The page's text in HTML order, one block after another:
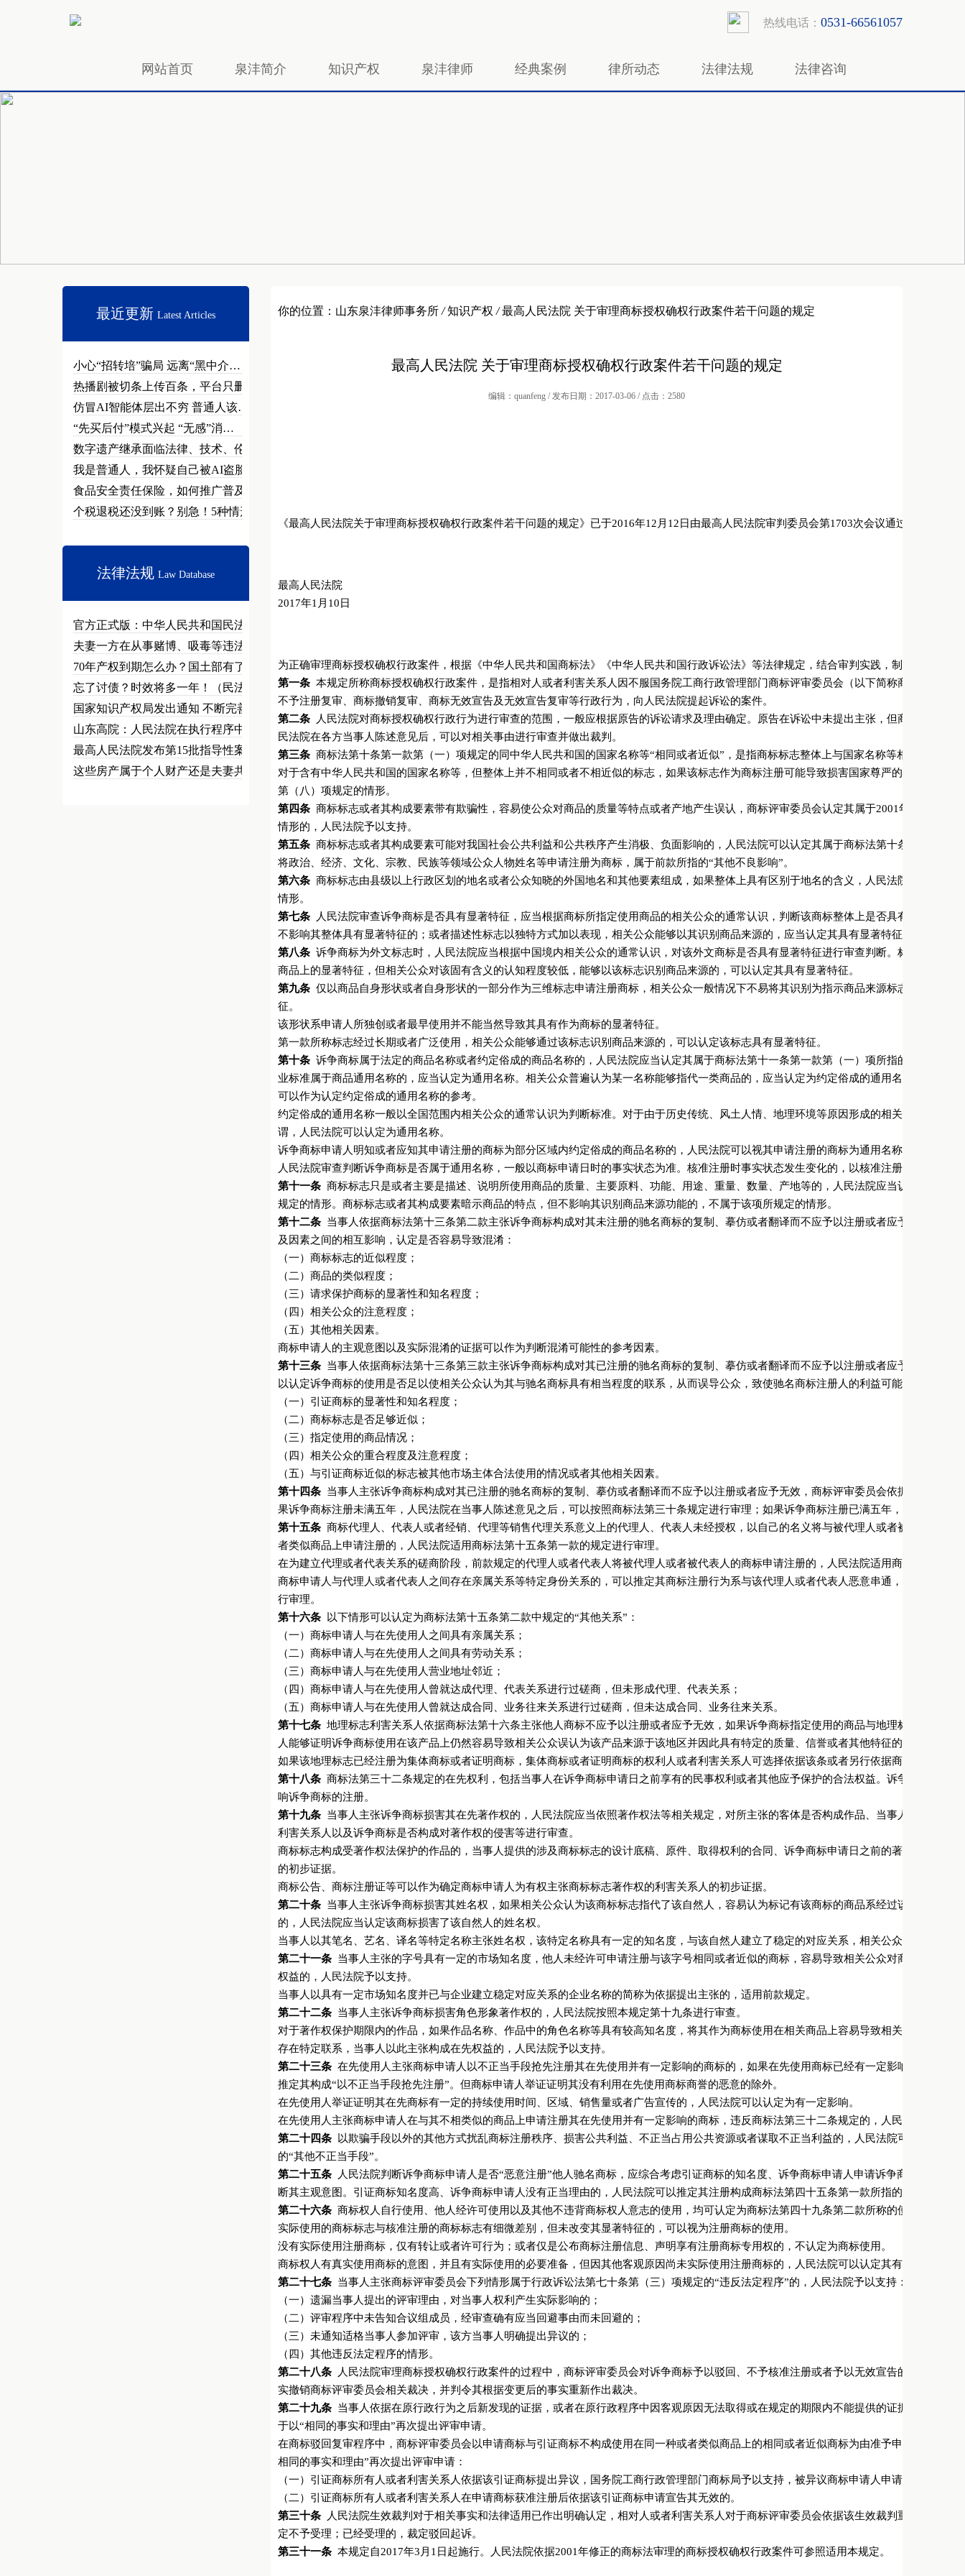
热线电话： 0531-66561057
网站首页 泉沣简介 知识产权 泉沣律师 经典案例 律所动态 法律法规 法律咨询
最近更新 Latest Articles
小心“招转培”骗局 远离“黑中介…
热播剧被切条上传百条，平台只删不…
仿冒AI智能体层出不穷 普通人该…
“先买后付”模式兴起 “无感”消…
数字遗产继承面临法律、技术、伦理…
我是普通人，我怀疑自己被AI盗脸…
食品安全责任保险，如何推广普及？
个税退税还没到账？别急！5种情形…
法律法规 Law Database
官方正式版：中华人民共和国民法总…
夫妻一方在从事赌博、吸毒等违法犯…
70年产权到期怎么办？国土部有了…
忘了讨债？时效将多一年！（民法草…
国家知识产权局发出通知 不断完善…
山东高院：人民法院在执行程序中可…
最高人民法院发布第15批指导性案…
这些房产属于个人财产还是夫妻共同…
你的位置： 山东泉沣律师事务所 / 知识产权 /最高人民法院 关于审理商标授权确权行政案件若干问题的规定
最高人民法院 关于审理商标授权确权行政案件若干问题的规定
编辑：quanfeng / 发布日期：2017-03-06 / 点击：2580
《最高人民法院关于审理商标授权确权行政案件若干问题的规定》已于2016年12月12日由最高人民法院审判委员会第1703次会议通过，现予公
最高人民法院
2017年1月10日
为正确审理商标授权确权行政案件，根据《中华人民共和国商标法》《中华人民共和国行政诉讼法》等法律规定，结合审判实践，制定本规定。
第一条 本规定所称商标授权确权行政案件，是指相对人或者利害关系人因不服国务院工商行政管理部门商标评审委员会（以下简称商标评审委
不予注册复审、商标撤销复审、商标无效宣告及无效宣告复审等行政行为，向人民法院提起诉讼的案件。
第二条 人民法院对商标授权确权行政行为进行审查的范围，一般应根据原告的诉讼请求及理由确定。原告在诉讼中未提出主张，但商标评审委
民法院在各方当事人陈述意见后，可以对相关事由进行审查并做出裁判。
第三条 商标法第十条第一款第（一）项规定的同中华人民共和国的国家名称等“相同或者近似”，是指商标标志整体上与国家名称等相同或者近似
对于含有中华人民共和国的国家名称等，但整体上并不相同或者不相近似的标志，如果该标志作为商标注册可能导致损害国家尊严的，人民法院
第（八）项规定的情形。
第四条 商标标志或者其构成要素带有欺骗性，容易使公众对商品的质量等特点或者产地产生误认，商标评审委员会认定其属于2001年修正的商
情形的，人民法院予以支持。
第五条 商标标志或者其构成要素可能对我国社会公共利益和公共秩序产生消极、负面影响的，人民法院可以认定其属于商标法第十条第一款第
将政治、经济、文化、宗教、民族等领域公众人物姓名等申请注册为商标，属于前款所指的“其他不良影响”。
第六条 商标标志由县级以上行政区划的地名或者公众知晓的外国地名和其他要素组成，如果整体上具有区别于地名的含义，人民法院应当认定
情形。
第七条 人民法院审查诉争商标是否具有显著特征，应当根据商标所指定使用商品的相关公众的通常认识，判断该商标整体上是否具有显著特征
不影响其整体具有显著特征的；或者描述性标志以独特方式加以表现，相关公众能够以其识别商品来源的，应当认定其具有显著特征。
第八条 诉争商标为外文标志时，人民法院应当根据中国境内相关公众的通常认识，对该外文商标是否具有显著特征进行审查判断。标志中外文
商品上的显著特征，但相关公众对该固有含义的认知程度较低，能够以该标志识别商品来源的，可以认定其具有显著特征。
第九条 仅以商品自身形状或者自身形状的一部分作为三维标志申请注册商标，相关公众一般情况下不易将其识别为指示商品来源标志的，该三
征。
该形状系申请人所独创或者最早使用并不能当然导致其具有作为商标的显著特征。
第一款所称标志经过长期或者广泛使用，相关公众能够通过该标志识别商品来源的，可以认定该标志具有显著特征。
第十条 诉争商标属于法定的商品名称或者约定俗成的商品名称的，人民法院应当认定其属于商标法第十一条第一款第（一）项所指的通用名称
业标准属于商品通用名称的，应当认定为通用名称。相关公众普遍认为某一名称能够指代一类商品的，应当认定为约定俗成的通用名称。被专业
可以作为认定约定俗成的通用名称的参考。
约定俗成的通用名称一般以全国范围内相关公众的通常认识为判断标准。对于由于历史传统、风土人情、地理环境等原因形成的相关市场固定的
谓，人民法院可以认定为通用名称。
诉争商标申请人明知或者应知其申请注册的商标为部分区域内约定俗成的商品名称的，人民法院可以视其申请注册的商标为通用名称。
人民法院审查判断诉争商标是否属于通用名称，一般以商标申请日时的事实状态为准。核准注册时事实状态发生变化的，以核准注册时的事实状
第十一条 商标标志只是或者主要是描述、说明所使用商品的质量、主要原料、功能、用途、重量、数量、产地等的，人民法院应当认定其属于
规定的情形。商标标志或者其构成要素暗示商品的特点，但不影响其识别商品来源功能的，不属于该项所规定的情形。
第十二条 当事人依据商标法第十三条第二款主张诉争商标构成对其未注册的驰名商标的复制、摹仿或者翻译而不应予以注册或者应予无效的，
及因素之间的相互影响，认定是否容易导致混淆：
（一）商标标志的近似程度；
（二）商品的类似程度；
（三）请求保护商标的显著性和知名程度；
（四）相关公众的注意程度；
（五）其他相关因素。
商标申请人的主观意图以及实际混淆的证据可以作为判断混淆可能性的参考因素。
第十三条 当事人依据商标法第十三条第三款主张诉争商标构成对其已注册的驰名商标的复制、摹仿或者翻译而不应予以注册或者应予无效的，
以认定诉争商标的使用是否足以使相关公众认为其与驰名商标具有相当程度的联系，从而误导公众，致使驰名商标注册人的利益可能受到损害：
（一）引证商标的显著性和知名程度；
（二）商标标志是否足够近似；
（三）指定使用的商品情况；
（四）相关公众的重合程度及注意程度；
（五）与引证商标近似的标志被其他市场主体合法使用的情况或者其他相关因素。
第十四条 当事人主张诉争商标构成对其已注册的驰名商标的复制、摹仿或者翻译而不应予以注册或者应予无效，商标评审委员会依据商标法第
果诉争商标注册未满五年，人民法院在当事人陈述意见之后，可以按照商标法第三十条规定进行审理；如果诉争商标注册已满五年，应当适用商
第十五条 商标代理人、代表人或者经销、代理等销售代理关系意义上的代理人、代表人未经授权，以自己的名义将与被代理人或者被代表人的
者类似商品上申请注册的，人民法院适用商标法第十五条第一款的规定进行审理。
在为建立代理或者代表关系的磋商阶段，前款规定的代理人或者代表人将被代理人或者被代表人的商标申请注册的，人民法院适用商标法第十五
商标申请人与代理人或者代表人之间存在亲属关系等特定身份关系的，可以推定其商标注册行为系与该代理人或者代表人恶意串通，人民法院适
行审理。
第十六条 以下情形可以认定为商标法第十五条第二款中规定的“其他关系”：
（一）商标申请人与在先使用人之间具有亲属关系；
（二）商标申请人与在先使用人之间具有劳动关系；
（三）商标申请人与在先使用人营业地址邻近；
（四）商标申请人与在先使用人曾就达成代理、代表关系进行过磋商，但未形成代理、代表关系；
（五）商标申请人与在先使用人曾就达成合同、业务往来关系进行过磋商，但未达成合同、业务往来关系。
第十七条 地理标志利害关系人依据商标法第十六条主张他人商标不应予以注册或者应予无效，如果诉争商标指定使用的商品与地理标志产品并
人能够证明诉争商标使用在该产品上仍然容易导致相关公众误认为该产品来源于该地区并因此具有特定的质量、信誉或者其他特征的，人民法院
如果该地理标志已经注册为集体商标或者证明商标，集体商标或者证明商标的权利人或者利害关系人可选择依据该条或者另行依据商标法第十三
第十八条 商标法第三十二条规定的在先权利，包括当事人在诉争商标申请日之前享有的民事权利或者其他应予保护的合法权益。诉争商标核准
响诉争商标的注册。
第十九条 当事人主张诉争商标损害其在先著作权的，人民法院应当依照著作权法等相关规定，对所主张的客体是否构成作品、当事人是否为著
利害关系人以及诉争商标是否构成对著作权的侵害等进行审查。
商标标志构成受著作权法保护的作品的，当事人提供的涉及商标标志的设计底稿、原件、取得权利的合同、诉争商标申请日之前的著作权登记证
的初步证据。
商标公告、商标注册证等可以作为确定商标申请人为有权主张商标标志著作权的利害关系人的初步证据。
第二十条 当事人主张诉争商标损害其姓名权，如果相关公众认为该商标标志指代了该自然人，容易认为标记有该商标的商品系经过该自然人许
的，人民法院应当认定该商标损害了该自然人的姓名权。
当事人以其笔名、艺名、译名等特定名称主张姓名权，该特定名称具有一定的知名度，与该自然人建立了稳定的对应关系，相关公众以其指代该
第二十一条 当事人主张的字号具有一定的市场知名度，他人未经许可申请注册与该字号相同或者近似的商标，容易导致相关公众对商品来源产
权益的，人民法院予以支持。
当事人以具有一定市场知名度并已与企业建立稳定对应关系的企业名称的简称为依据提出主张的，适用前款规定。
第二十二条 当事人主张诉争商标损害角色形象著作权的，人民法院按照本规定第十九条进行审查。
对于著作权保护期限内的作品，如果作品名称、作品中的角色名称等具有较高知名度，将其作为商标使用在相关商品上容易导致相关公众误认为
存在特定联系，当事人以此主张构成在先权益的，人民法院予以支持。
第二十三条 在先使用人主张商标申请人以不正当手段抢先注册其在先使用并有一定影响的商标的，如果在先使用商标已经有一定影响，而商标
推定其构成“以不正当手段抢先注册”。但商标申请人举证证明其没有利用在先使用商标商誉的恶意的除外。
在先使用人举证证明其在先商标有一定的持续使用时间、区域、销售量或者广告宣传的，人民法院可以认定为有一定影响。
在先使用人主张商标申请人在与其不相类似的商品上申请注册其在先使用并有一定影响的商标，违反商标法第三十二条规定的，人民法院不予支
第二十四条 以欺骗手段以外的其他方式扰乱商标注册秩序、损害公共利益、不正当占用公共资源或者谋取不正当利益的，人民法院可以认定其
的“其他不正当手段”。
第二十五条 人民法院判断诉争商标申请人是否“恶意注册”他人驰名商标，应综合考虑引证商标的知名度、诉争商标申请人申请诉争商标的理由
断其主观意图。引证商标知名度高、诉争商标申请人没有正当理由的，人民法院可以推定其注册构成商标法第四十五条第一款所指的“恶意注册”
第二十六条 商标权人自行使用、他人经许可使用以及其他不违背商标权人意志的使用，均可认定为商标法第四十九条第二款所称的使用。
实际使用的商标标志与核准注册的商标标志有细微差别，但未改变其显著特征的，可以视为注册商标的使用。
没有实际使用注册商标，仅有转让或者许可行为；或者仅是公布商标注册信息、声明享有注册商标专用权的，不认定为商标使用。
商标权人有真实使用商标的意图，并且有实际使用的必要准备，但因其他客观原因尚未实际使用注册商标的，人民法院可以认定其有正当理由。
第二十七条 当事人主张商标评审委员会下列情形属于行政诉讼法第七十条第（三）项规定的“违反法定程序”的，人民法院予以支持：
（一）遗漏当事人提出的评审理由，对当事人权利产生实际影响的；
（二）评审程序中未告知合议组成员，经审查确有应当回避事由而未回避的；
（三）未通知适格当事人参加评审，该方当事人明确提出异议的；
（四）其他违反法定程序的情形。
第二十八条 人民法院审理商标授权确权行政案件的过程中，商标评审委员会对诉争商标予以驳回、不予核准注册或者予以无效宣告的事由不复
实撤销商标评审委员会相关裁决，并判令其根据变更后的事实重新作出裁决。
第二十九条 当事人依据在原行政行为之后新发现的证据，或者在原行政程序中因客观原因无法取得或在规定的期限内不能提供的证据，或者新
于以“相同的事实和理由”再次提出评审申请。
在商标驳回复审程序中，商标评审委员会以申请商标与引证商标不构成使用在同一种或者类似商品上的相同或者近似商标为由准予申请商标初步
相同的事实和理由”再次提出评审申请：
（一）引证商标所有人或者利害关系人依据该引证商标提出异议，国务院工商行政管理部门商标局予以支持，被异议商标申请人申请复审的；
（二）引证商标所有人或者利害关系人在申请商标获准注册后依据该引证商标申请宣告其无效的。
第三十条 人民法院生效裁判对于相关事实和法律适用已作出明确认定，相对人或者利害关系人对于商标评审委员会依据该生效裁判重新作出的
定不予受理；已经受理的，裁定驳回起诉。
第三十一条 本规定自2017年3月1日起施行。人民法院依据2001年修正的商标法审理的商标授权确权行政案件可参照适用本规定。